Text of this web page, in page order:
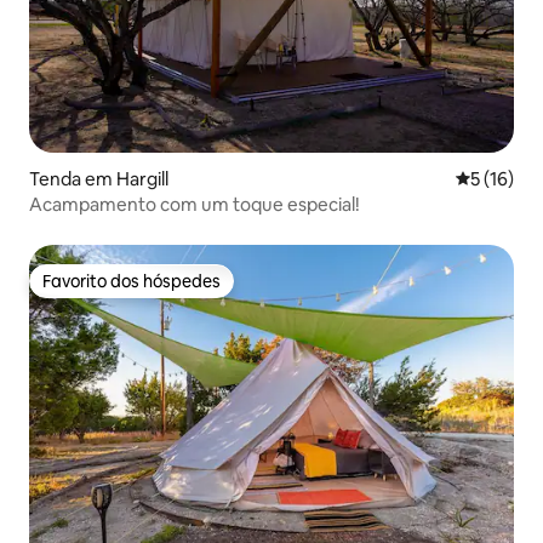
Tenda em Hargill
5 (16)
Acampamento com um toque especial!
Favorito dos hóspedes
Favorito dos hóspedes